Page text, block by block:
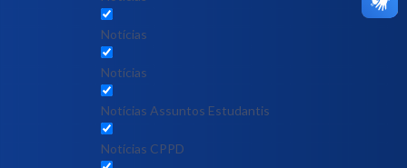
Notícias
Notícias
Notícias Assuntos Estudantis
Notícias CPPD